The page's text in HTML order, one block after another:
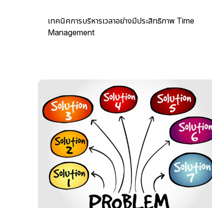
เทคนิคการบริหารเวลาอย่างมีประสิทธิภาพ Time
Management